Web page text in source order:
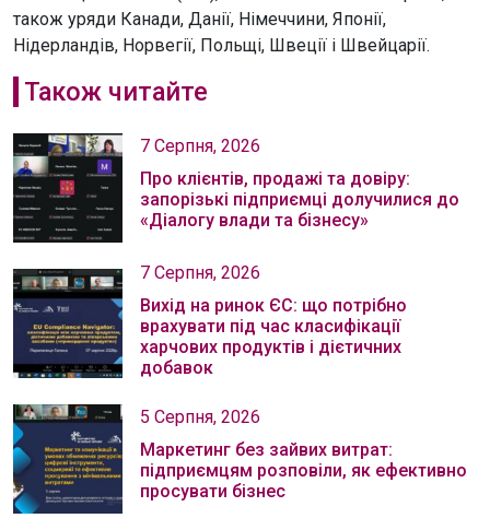
також уряди Канади, Данії, Німеччини, Японії,
Нідерландів, Норвегії, Польщі, Швеції і Швейцарії.
Також читайте
7 Серпня, 2026
Про клієнтів, продажі та довіру:
запорізькі підприємці долучилися до
«Діалогу влади та бізнесу»
7 Серпня, 2026
Вихід на ринок ЄС: що потрібно
врахувати під час класифікації
харчових продуктів і дієтичних
добавок
5 Серпня, 2026
Маркетинг без зайвих витрат:
підприємцям розповіли, як ефективно
просувати бізнес